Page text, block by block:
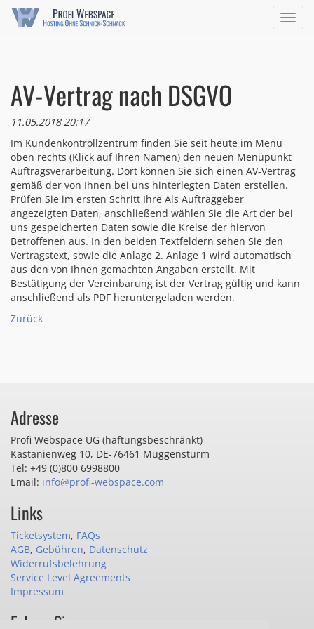
ein/
AV-Vertrag nach DSGVO
11.05.2018 20:17
Im Kundenkontrollzentrum finden Sie seit heute im Menü
oben rechts (Klick auf Ihren Namen) den neuen Menüpunkt
Auftragsverarbeitung. Dort können Sie sich einen AV-Vertrag
gemäß der von Ihnen bei uns hinterlegten Daten erstellen.
Prüfen Sie im ersten Schritt Ihre Als Auftraggeber
angezeigten Daten, anschließend wählen Sie die Art der bei
uns gespeicherten Daten sowie die Kreise der hiervon
Betroffenen aus. In den beiden Textfeldern sehen Sie den
Vertragstext, sowie die Anlage 2. Anlage 1 wird automatisch
aus den von Ihnen gemachten Angaben erstellt. Mit
Bestätigung der Vereinbarung ist der Vertrag gültig und kann
anschließend als PDF heruntergeladen werden.
Zurück
Adresse
Profi Webspace UG (haftungsbeschränkt)
Kastanienweg 10, DE-76461 Muggensturm
Tel: +49 (0)800 6998800
Email: info@profi-webspace.com
Links
Ticketsystem, FAQs
AGB, Gebühren, Datenschutz
Widerrufsbelehrung
Service Level Agreements
Impressum
Folgen Sie uns